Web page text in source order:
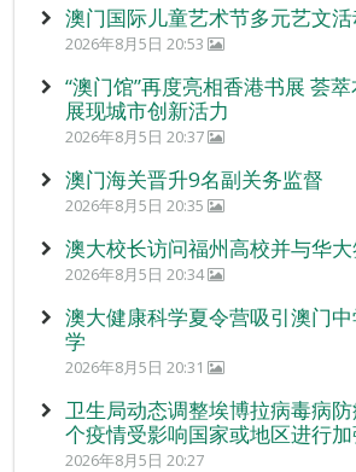
澳门国际儿童艺术节多元艺文
2026年8月5日 20:53
“澳门馆”再度亮相香港书展 荟
展现城市创新活力
2026年8月5日 20:37
澳门海关晋升9名副关务监督
2026年8月5日 20:35
澳大校长访问福州高校并与华
2026年8月5日 20:34
澳大健康科学夏令营吸引澳门
学
2026年8月5日 20:31
卫生局动态调整埃博拉病毒病
个疫情受影响国家或地区进行
2026年8月5日 20:27